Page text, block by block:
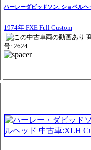
ハーレーダビッドソン. ショベルヘ
1974年 FXE Full Custom
号: 2624